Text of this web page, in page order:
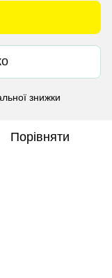
знижки
Порівняти